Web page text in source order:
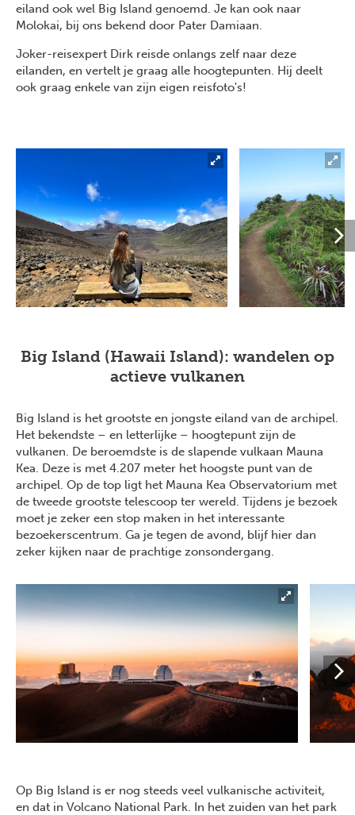
eiland ook wel Big Island genoemd. Je kan ook naar
Molokai, bij ons bekend door Pater Damiaan.
Joker-reisexpert Dirk reisde onlangs zelf naar deze
eilanden, en vertelt je graag alle hoogtepunten. Hij deelt
ook graag enkele van zijn eigen reisfoto's!
Big Island (Hawaii Island): wandelen op
actieve vulkanen
Big Island is het grootste en jongste eiland van de archipel.
Het bekendste – en letterlijke – hoogtepunt zijn de
vulkanen. De beroemdste is de slapende vulkaan Mauna
Kea. Deze is met 4.207 meter het hoogste punt van de
archipel. Op de top ligt het Mauna Kea Observatorium met
de tweede grootste telescoop ter wereld. Tijdens je bezoek
moet je zeker een stop maken in het interessante
bezoekerscentrum. Ga je tegen de avond, blijf hier dan
zeker kijken naar de prachtige zonsondergang.
Op Big Island is er nog steeds veel vulkanische activiteit,
en dat in Volcano National Park. In het zuiden van het park